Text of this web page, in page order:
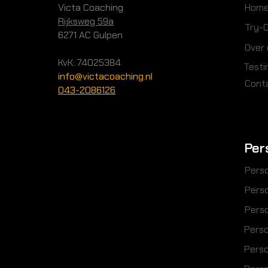
Victa Coaching
Rijksweg 59a
6271 AC Gulpen
KvK: 74025384
info@victacoaching.nl
043-2086126
Try-
Over